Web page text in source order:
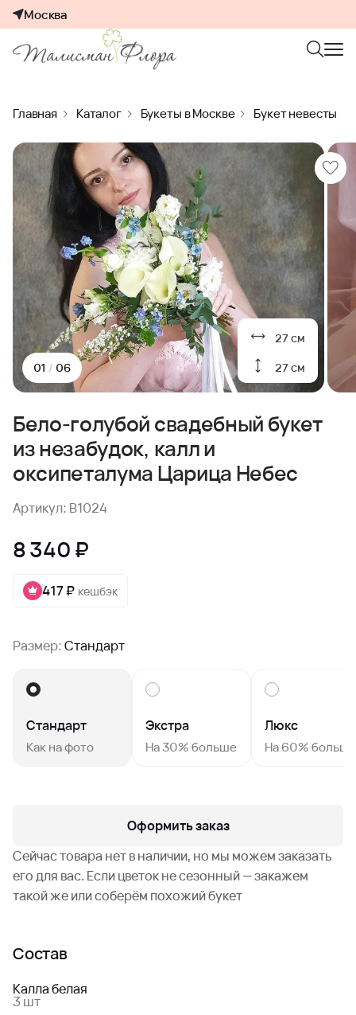
Москва
Главная Каталог Букеты в Москве Букет невесты
27 см
27 см
01 / 06
Бело-голубой свадебный букет
из незабудок, калл и
оксипеталума Царица Небес
Артикул: B1024
8 340 ₽
417 ₽ кешбэк
Размер:Стандарт
Стандарт
Как на фото
Экстра
На 30% больше
Люкс
На 60% больше
Оформить заказ
Сейчас товара нет в наличии, но мы можем заказать
его для вас. Если цветок не сезонный — закажем
такой же или соберём похожий букет
Состав
Калла белая
3 шт